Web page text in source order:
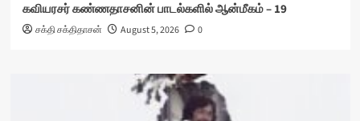
கவியரசர் கண்ணதாசனின் பாடல்களில் ஆன்மீகம் – 19
சக்தி சக்திதாசன் August 5, 2026 0